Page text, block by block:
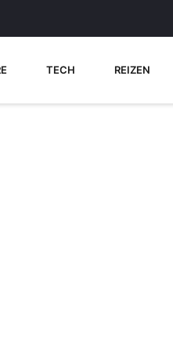
TECH REIZEN